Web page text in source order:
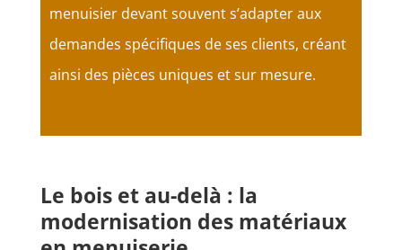
menuisier devant souvent s’adapter aux
demandes spécifiques de ses clients, créant
ainsi des pièces uniques et sur mesure.
Le bois et au-delà : la
modernisation des matériaux